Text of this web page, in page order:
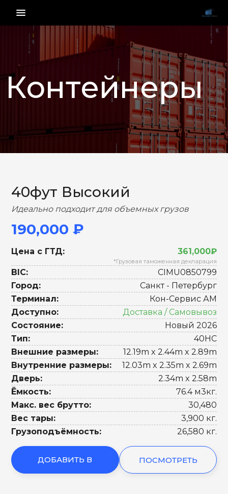
menu_vert
Контейнеры
НАЗАД ВПЕРЕД
40фут Высокий
Идеально подходит для объемных грузов
190,000 ₽
Цена с ГТД: 361,000₽
*Грузовая таможенная декларация
BIC:
CIMU0850799
Город:
Санкт - Петербург
Терминал:
Кон-Сервис АМ
Доступно:
Доставка / Самовывоз
Состояние:
Новый 2026
Тип:
40HC
Внешние размеры:
12.19m x 2.44m x 2.89m
Внутренние размеры:
12.03m x 2.35m x 2.69m
Дверь:
2.34m x 2.58m
Ёмкость:
76.4 м3кг.
Макс. вес брутто:
30,480
Вес тары:
3,900 кг.
Грузоподъёмность:
26,580 кг.
ДОБАВИТЬ В ПОСМОТРЕТЬ